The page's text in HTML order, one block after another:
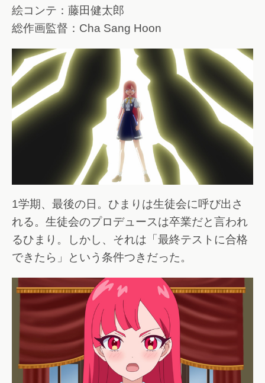
絵コンテ：藤田健太郎
総作画監督：Cha Sang Hoon
1学期、最後の日。ひまりは生徒会に呼び出さ
れる。生徒会のプロデュースは卒業だと言われ
るひまり。しかし、それは「最終テストに合格
できたら」という条件つきだった。